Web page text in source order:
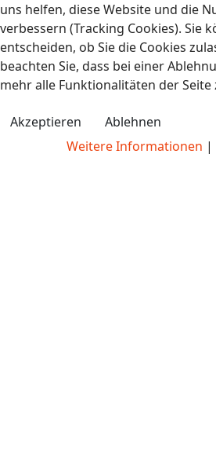
uns helfen, diese Website und die
verbessern (Tracking Cookies). Sie
entscheiden, ob Sie die Cookies
beachten Sie, dass bei einer
mehr alle Funktionalitäten der
Akzeptieren
Ablehnen
Weitere Informationen |